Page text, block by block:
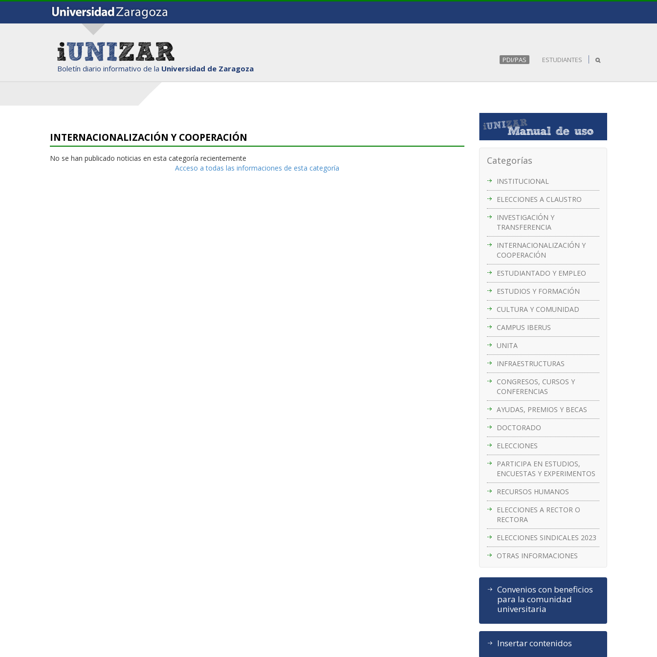
Boletín diario informativo de la Universidad de Zaragoza
PDI/PAS ESTUDIANTES
Categorías
INSTITUCIONAL
ELECCIONES A CLAUSTRO
INVESTIGACIÓN Y
TRANSFERENCIA
INTERNACIONALIZACIÓN Y
COOPERACIÓN
ESTUDIANTADO Y EMPLEO
ESTUDIOS Y FORMACIÓN
CULTURA Y COMUNIDAD
CAMPUS IBERUS
UNITA
INFRAESTRUCTURAS
CONGRESOS, CURSOS Y
CONFERENCIAS
AYUDAS, PREMIOS Y BECAS
DOCTORADO
ELECCIONES
PARTICIPA EN ESTUDIOS,
ENCUESTAS Y EXPERIMENTOS
RECURSOS HUMANOS
ELECCIONES A RECTOR O
RECTORA
ELECCIONES SINDICALES 2023
OTRAS INFORMACIONES
Convenios con beneficios
para la comunidad
universitaria
Insertar contenidos
INTERNACIONALIZACIÓN Y COOPERACIÓN
No se han publicado noticias en esta categoría recientemente
Acceso a todas las informaciones de esta categoría